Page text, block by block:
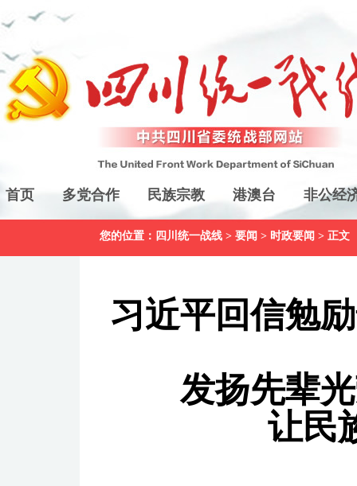
首页 多党合作 民族宗教 港澳台 非公经
您的位置： 四川统一战线 > 要闻 > 时政要闻 > 正文
习近平回信勉
发扬先辈
让民